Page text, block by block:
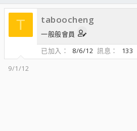
起
人
期
T taboocheng
一般般會員
已加入
8/6/12 訊息 133
9/1/12